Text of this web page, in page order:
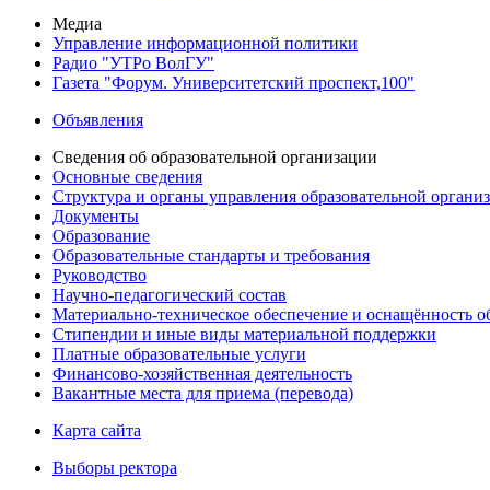
Медиа
Управление информационной политики
Радио "УТРо ВолГУ"
Газета "Форум. Университетский проспект,100"
Объявления
Сведения об образовательной организации
Основные сведения
Структура и органы управления образовательной
Документы
Образование
Образовательные стандарты и требования
Руководство
Научно-педагогический состав
Материально-техническое обеспечение и оснащённость
Стипендии и иные виды материальной поддержки
Платные образовательные услуги
Финансово-хозяйственная деятельность
Вакантные места для приема (перевода)
Карта сайта
Выборы ректора